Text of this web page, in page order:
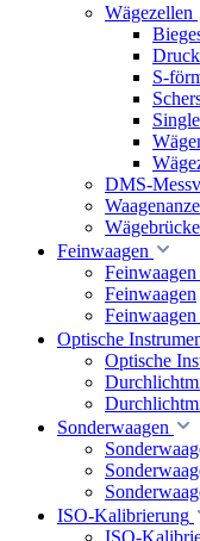
Wägezellen
S-
DMS-
Feinwaagen
Feinwaagen
Feinwaagen
Optische
Optische
Sonderwaagen
ISO-Kalibrierung
ISO-